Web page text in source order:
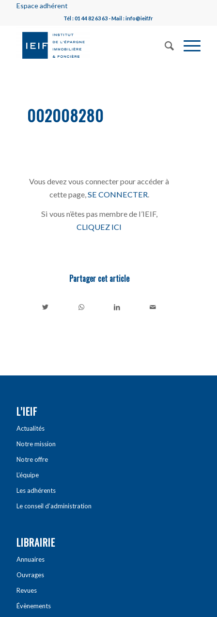
Espace adhérent
Tél : 01 44 82 63 63 - Mail : info@ieif.fr
002008280
Vous devez vous connecter pour accéder à
cette page, SE CONNECTER
Si vous n’êtes pas membre de l’IEIF,
CLIQUEZ ICI
Partager cet article
L’IEIF
Actualités
Notre mission
Notre offre
L’équipe
Les adhérents
Le conseil d’administration
LIBRAIRIE
Annuaires
Ouvrages
Revues
Évènements